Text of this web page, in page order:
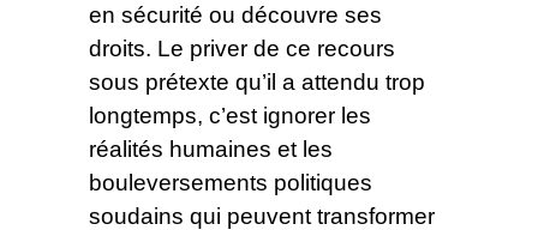
en sécurité ou découvre ses
droits. Le priver de ce recours
sous prétexte qu’il a attendu trop
longtemps, c’est ignorer les
réalités humaines et les
bouleversements politiques
soudains qui peuvent transformer